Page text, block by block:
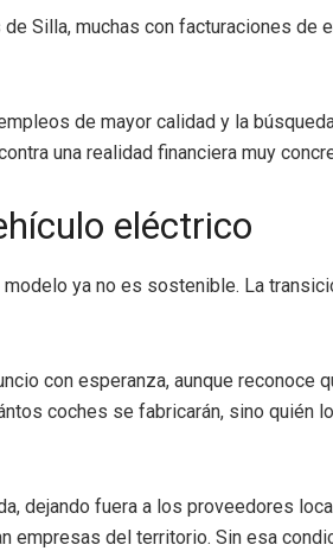
Silla, muchas con facturaciones de
de mayor calidad y la
una realidad financiera muy
eléctrico
ya no es sostenible. La
con esperanza, aunque reconoce
coches se fabricarán, sino quién
dejando fuera a los proveedores
empresas del territorio. Sin esa